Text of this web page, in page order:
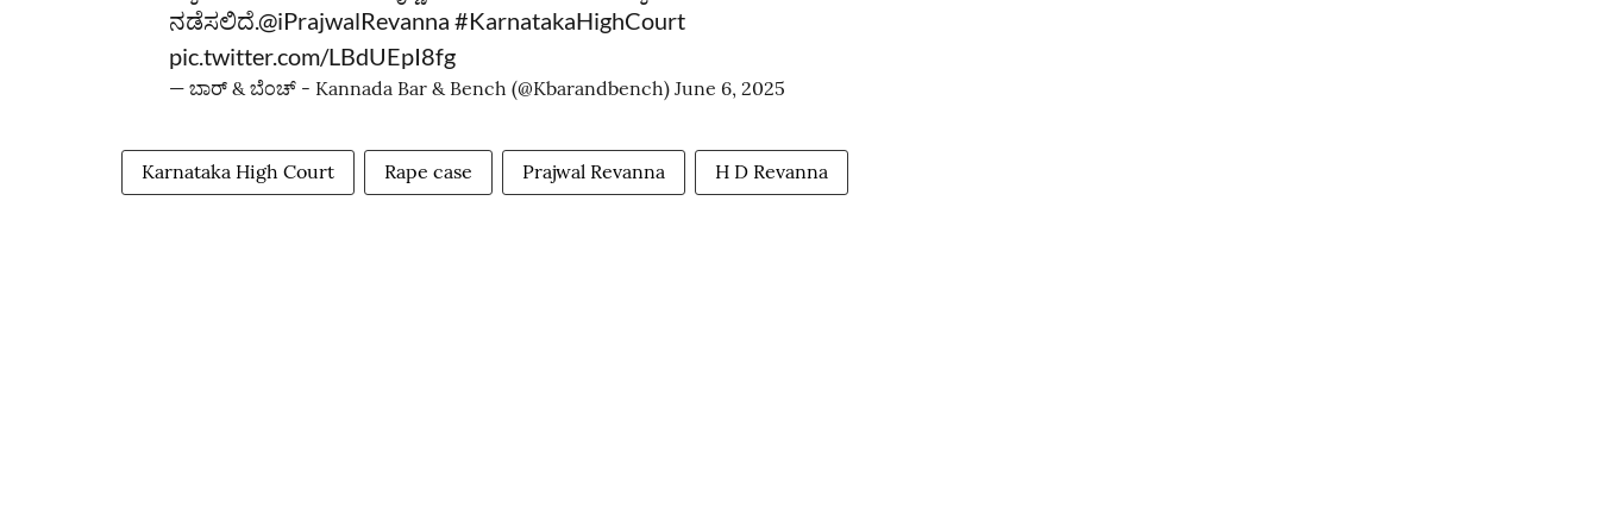
ನಡೆಸಲಿದೆ.@iPrajwalRevanna #KarnatakaHighCourt
pic.twitter.com/LBdUEpI8fg
— ಬಾರ್‌ & ಬೆಂಚ್ - Kannada Bar & Bench (@Kbarandbench) June 6, 2025
Karnataka High Court Rape case Prajwal Revanna H D Revanna